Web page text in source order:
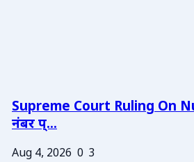
Supreme Court Ruling On
नंबर प्...
Aug 4, 2026 0 3